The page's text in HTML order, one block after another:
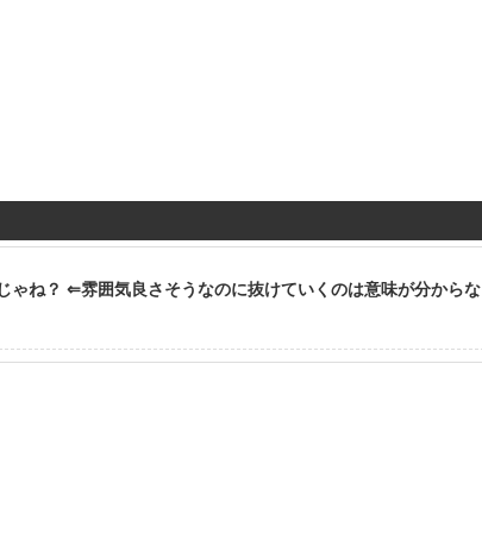
ゃね？ ⇐雰囲気良さそうなのに抜けていくのは意味が分からな